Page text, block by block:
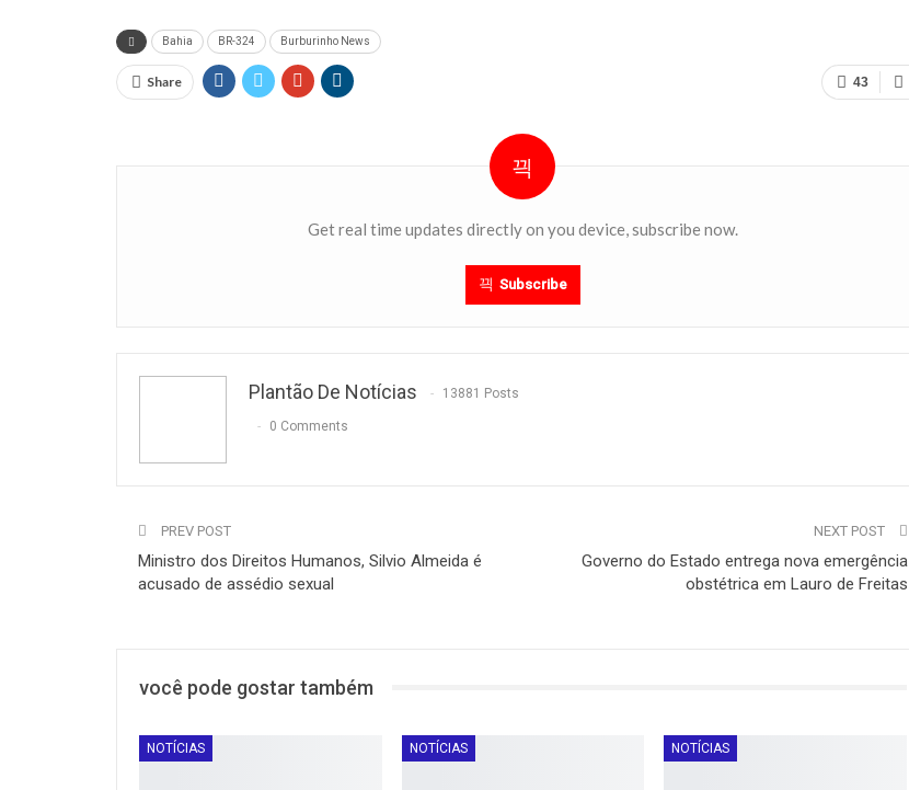
Bahia BR-324 Burburinho News
43
Share
Get real time updates directly on you device, subscribe now.
Subscribe
Plantão De Notícias 13881 Posts
0 Comments
PREV POST
Ministro dos Direitos Humanos, Silvio Almeida é
acusado de assédio sexual
NEXT POST
Governo do Estado entrega nova emergência
obstétrica em Lauro de Freitas
você pode gostar também
NOTÍCIAS NOTÍCIAS NOTÍCIAS